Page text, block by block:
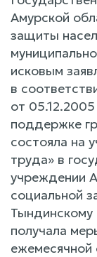
Амурской
защиты
исковым
в
от
поддержке
состояла на
труда» в
учреждении
социальной
Тындинскому
получала
ежемесячной